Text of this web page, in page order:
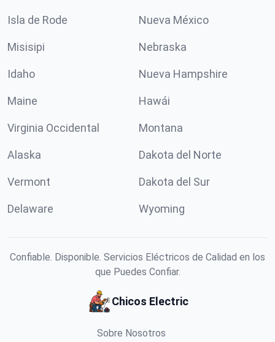
Isla de Rode Nueva México
Misisipi Nebraska
Idaho Nueva Hampshire
Maine Hawái
Virginia Occidental Montana
Alaska Dakota del Norte
Vermont Dakota del Sur
Delaware Wyoming
Confiable. Disponible. Servicios Eléctricos de Calidad en los
que Puedes Confiar.
Chicos Electric
Sobre Nosotros